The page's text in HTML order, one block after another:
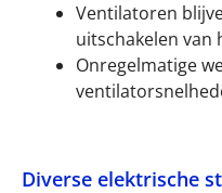
Ventilatoren
uitschakelen van
Onregelmatige
Diverse elektrische